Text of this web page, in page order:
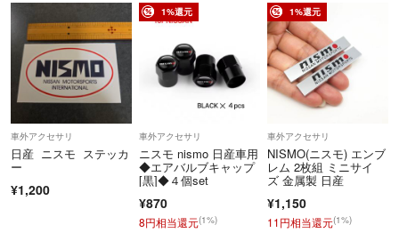
車外アクセサリ
日産 ニスモ ステッカ
ー
¥1,200
1%還元
車外アクセサリ
ニスモ nismo 日産車用
◆エアバルブキャップ
[黒]◆４個set
¥870
8円相当還元(1%)
1%還元
車外アクセサリ
NISMO(ニスモ) エンブ
レム 2枚組 ミニサイ
ズ 金属製 日産
¥1,150
11円相当還元(1%)